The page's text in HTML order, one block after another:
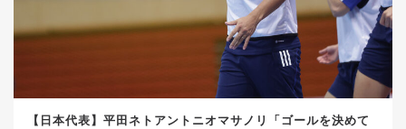
【日本代表】平田ネトアントニオマサノリ「ゴールを決めて